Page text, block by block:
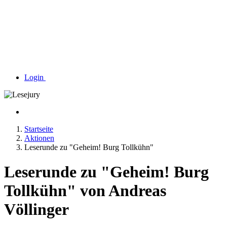
Login
Startseite
Aktionen
Leserunde zu "Geheim! Burg Tollkühn"
Leserunde zu "Geheim! Burg
Tollkühn" von Andreas
Völlinger